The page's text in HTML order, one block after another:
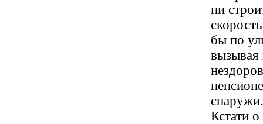
ни
бы по
снаружи.
Кстати